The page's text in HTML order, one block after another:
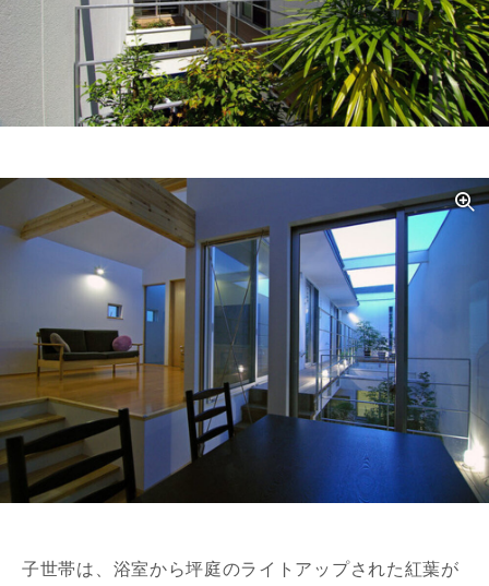
子世帯は、浴室から坪庭のライトアップされた紅葉が